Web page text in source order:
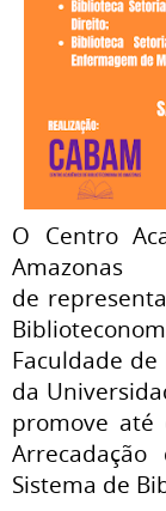
O Centro
de
Faculdade de
da
promove até
Sistema de